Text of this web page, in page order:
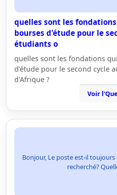
quelles sont les
bourses d'étude pour le
étudiants o
quelles sont les fondations
d'étude pour le second cycle
d'Afrique ?
Voir
Bonjour, Le poste est-il
recherché?